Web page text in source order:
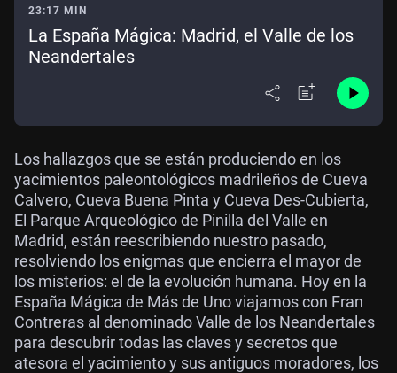
23:17 MIN
La España Mágica: Madrid, el Valle de los
Neandertales
Los hallazgos que se están produciendo en los
yacimientos paleontológicos madrileños de Cueva
Calvero, Cueva Buena Pinta y Cueva Des-Cubierta,
El Parque Arqueológico de Pinilla del Valle en
Madrid, están reescribiendo nuestro pasado,
resolviendo los enigmas que encierra el mayor de
los misterios: el de la evolución humana. Hoy en la
España Mágica de Más de Uno viajamos con Fran
Contreras al denominado Valle de los Neandertales
para descubrir todas las claves y secretos que
atesora el yacimiento y sus antiguos moradores, los